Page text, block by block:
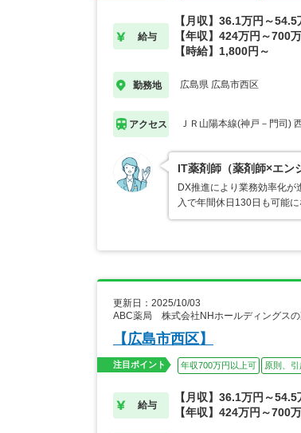
給与
【月収】36.1万円～
【年収】424万円～700
【時給】1,800円～
勤務地 広島県 広島市西区
アクセス ＪＲ山陽本線(神戸－門司)
IT薬剤師（薬剤師×エン
DX推進により業務効率化
入で年間休日130日も可能
更新日：2025/10/03
ABC薬局 株式会社NHホールディングスの
【広島市西区】
注目ポイント 年収700万円以上可 原則、
給与
【月収】36.1万円～
【年収】424万円～700